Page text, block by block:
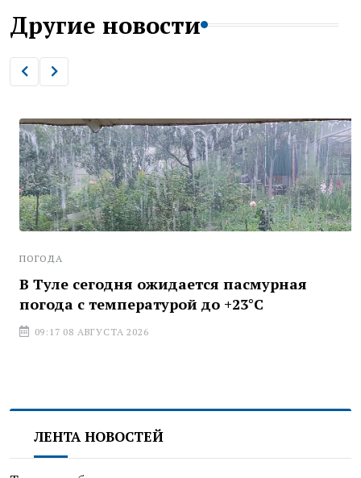
Другие новости
ПОГОДА
В Туле сегодня ожидается пасмурная
погода с температурой до +23°С
09:17 08 АВГУСТА 2026
ЛЕНТА НОВОСТЕЙ